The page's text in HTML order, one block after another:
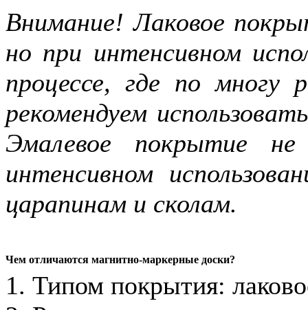
Внимание! Лаковое
но при интенсивном
процессе, где по
рекомендуем
Эмалевое покрытие
интенсивном
царапинам и сколам.
Чем отличаются магнитно-маркерные доски?
1. Типом покрытия: